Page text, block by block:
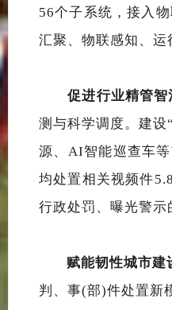
56个子系统，接入
汇聚、物联感知、
促进行业精管智
测与科学调度。建
源、 AI智能巡查车
均处置相关视频件5.8
行政处罚、曝光警
赋能韧性城市建
判、事(部)件处置新